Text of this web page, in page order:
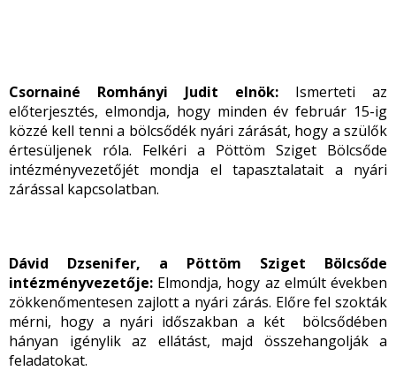
Csornainé Romhányi Judit elnök: Ismerteti az
előterjesztés, elmondja, hogy minden év február 15-ig
közzé kell tenni a bölcsődék nyári zárását, hogy a szülők
értesüljenek róla. Felkéri a Pöttöm Sziget Bölcsőde
intézményvezetőjét mondja el tapasztalatait a nyári
zárással kapcsolatban.
Dávid Dzsenifer, a Pöttöm Sziget Bölcsőde
intézményvezetője: Elmondja, hogy az elmúlt években
zökkenőmentesen zajlott a nyári zárás. Előre fel szokták
mérni, hogy a nyári időszakban a két bölcsődében
hányan igénylik az ellátást, majd összehangolják a
feladatokat.